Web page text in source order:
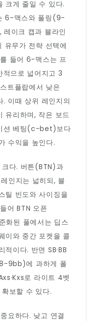
크게 줄일 수 있다.
6-맥스와 풀링(9-
이크 캡과 블라인
유무가 전략 선택에
들어 6-맥스는 프
적으로 넓어지고 3
트플랍에서 낮은
. 이때 상위 레인지의
유리하며, 작은 보드
션 베팅(c-bet)보다
수익을 높인다.
크다. 버튼(BTN)과
인지는 넓히되, 블
틸 빈도와 사이징을
어 BTN 오픈
화된 풀에서는 딥스
이와 중간 포켓을 콜
이다. 반면 SB·BB
9bb)에 과하게 폴
로 라이트 4벳
보할 수 있다.
요하다. 낮고 연결